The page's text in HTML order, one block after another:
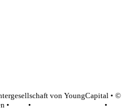
von YoungCapital • ©
•
•
•